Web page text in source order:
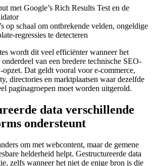
met Google’s Rich Results Test en de
op schaal om ontbrekende velden, ongeldige
te detecteren
wordt dit veel efficiënter wanneer het
van een bredere technische SEO‑
Dat geldt vooral voor e‑commerce,
directories en marktplaatsen waar dezelfde
paginagroepen moet worden uitgerold.
data verschillende
ondersteunt
om met webcontent, maar de gemene
helderheid helpt. Gestructureerde data
zelfs wanneer het niet de enige bron is die